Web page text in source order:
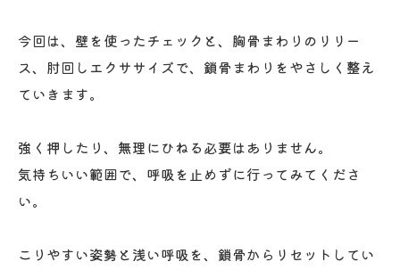
今回は、壁を使ったチェックと、胸骨まわりのリリー
ス、肘回しエクササイズで、鎖骨まわりをやさしく整え
ていきます。
強く押したり、無理にひねる必要はありません。
気持ちいい範囲で、呼吸を止めずに行ってみてくださ
い。
こりやすい姿勢と浅い呼吸を、鎖骨からリセットしてい